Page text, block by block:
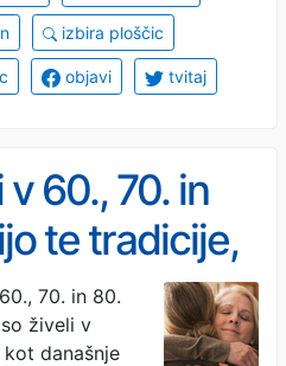
izbira ploščic
objavi tvitaj
60., 70. in
te tradicije,
generacije
70. in 80.
živeli v
današnje